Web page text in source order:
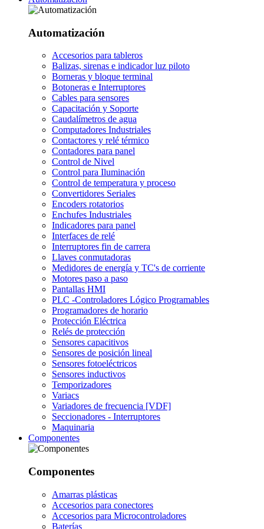
Automatización
Accesorios para tableros
Balizas, sirenas e indicador luz piloto
Borneras y bloque terminal
Botoneras e Interruptores
Cables para sensores
Capacitación y Soporte
Caudalímetros de agua
Computadores Industriales
Contactores y relé térmico
Contadores para panel
Control de Nivel
Control para Iluminación
Control de temperatura y proceso
Convertidores Seriales
Encoders rotatorios
Enchufes Industriales
Indicadores para panel
Interfaces de relé
Interruptores fin de carrera
Llaves conmutadoras
Medidores de energía y TC's de corriente
Motores paso a paso
Pantallas HMI
PLC -Controladores Lógico Programables
Programadores de horario
Protección Eléctrica
Relés de protección
Sensores capacitivos
Sensores de posición lineal
Sensores fotoeléctricos
Sensores inductivos
Temporizadores
Variacs
Variadores de frecuencia [VDF]
Seccionadores - Interruptores
Maquinaria
Componentes
Componentes
Amarras plásticas
Accesorios para conectores
Accesorios para Microcontroladores
Baterías